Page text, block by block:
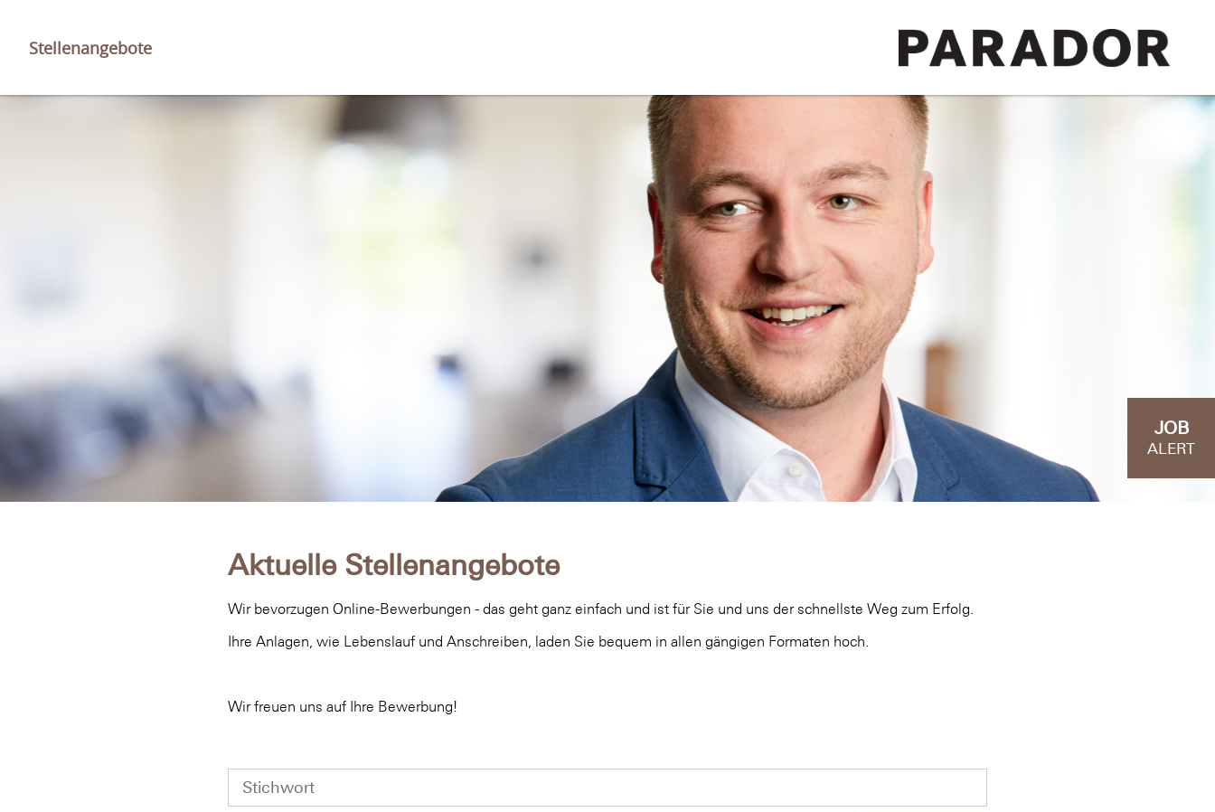
Stellenangebote
Aktuelle Stellenangebote
Wir bevorzugen Online-Bewerbungen - das geht ganz einfach und ist für Sie und uns der schnellste Weg zum Erfolg.
Ihre Anlagen, wie Lebenslauf und Anschreiben, laden Sie bequem in allen gängigen Formaten hoch.
Wir freuen uns auf Ihre Bewerbung!
JOB
ALERT